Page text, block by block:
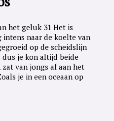
het geluk 31 Het is
intens naar de koelte van
op de scheidslijn
je kon altijd beide
van jongs af aan het
je in een oceaan op